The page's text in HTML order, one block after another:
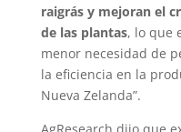
raigrás y mejoran el
de las plantas, lo que
menor necesidad de
la eficiencia en la
Nueva Zelanda”.
AgResearch dijo que